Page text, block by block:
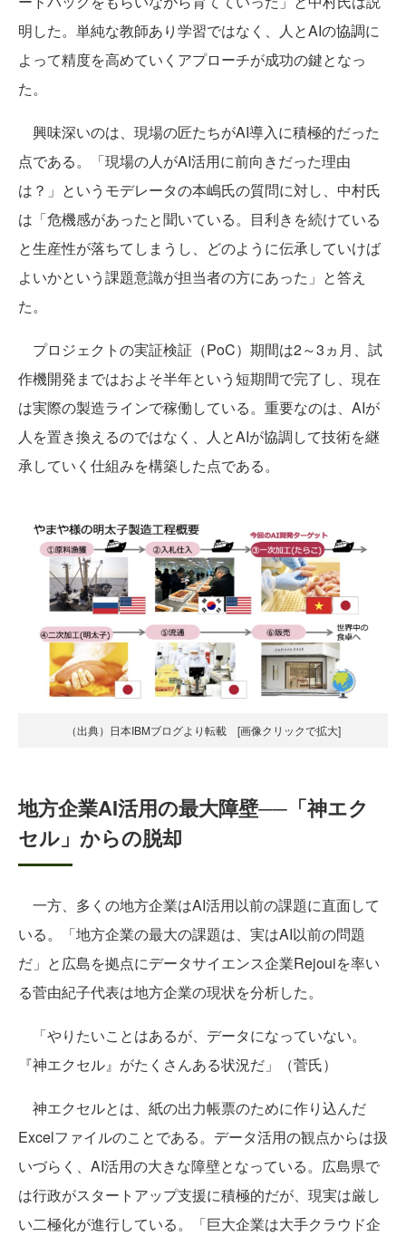
明した。単純な教師あり学習ではなく、人とAIの協調に
よって精度を高めていくアプローチが成功の鍵となっ
た。
興味深いのは、現場の匠たちがAI導入に積極的だった
点である。「現場の人がAI活用に前向きだった理由
は？」というモデレータの本嶋氏の質問に対し、中村氏
は「危機感があったと聞いている。目利きを続けている
と生産性が落ちてしまうし、どのように伝承していけば
よいかという課題意識が担当者の方にあった」と答え
た。
プロジェクトの実証検証（PoC）期間は2～3ヵ月、試
作機開発まではおよそ半年という短期間で完了し、現在
は実際の製造ラインで稼働している。重要なのは、AIが
人を置き換えるのではなく、人とAIが協調して技術を継
承していく仕組みを構築した点である。
（出典）日本IBMブログより転載 [画像クリックで拡大]
地方企業AI活用の最大障壁──「神エク
セル」からの脱却
一方、多くの地方企業はAI活用以前の課題に直面して
いる。「地方企業の最大の課題は、実はAI以前の問題
だ」と広島を拠点にデータサイエンス企業Rejouiを率い
る菅由紀子代表は地方企業の現状を分析した。
「やりたいことはあるが、データになっていない。
『神エクセル』がたくさんある状況だ」（菅氏）
神エクセルとは、紙の出力帳票のために作り込んだ
Excelファイルのことである。データ活用の観点からは扱
いづらく、AI活用の大きな障壁となっている。広島県で
は行政がスタートアップ支援に積極的だが、現実は厳し
い二極化が進行している。「巨大企業は大手クラウド企